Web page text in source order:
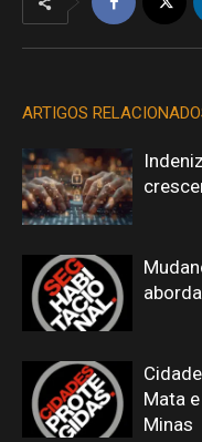
ARTIGOS
Mata
Minas